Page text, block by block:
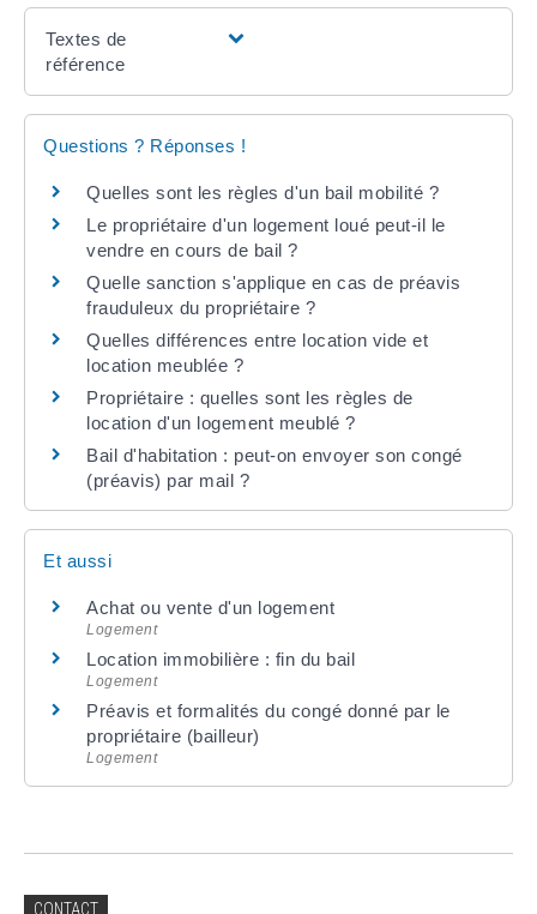
Textes de
référence
Questions ? Réponses !
Quelles sont les règles d'un bail mobilité ?
Le propriétaire d'un logement loué peut-il le
vendre en cours de bail ?
Quelle sanction s'applique en cas de préavis
frauduleux du propriétaire ?
Quelles différences entre location vide et
location meublée ?
Propriétaire : quelles sont les règles de
location d'un logement meublé ?
Bail d'habitation : peut-on envoyer son congé
(préavis) par mail ?
Et aussi
Achat ou vente d'un logement
Logement
Location immobilière : fin du bail
Logement
Préavis et formalités du congé donné par le
propriétaire (bailleur)
Logement
CONTACT